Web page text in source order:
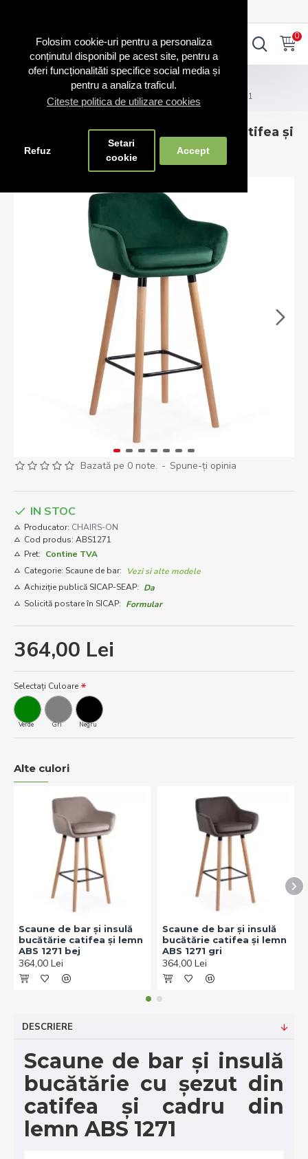
Folosim cookie-uri pentru a personaliza
conținutul disponibil pe acest site, pentru a
oferi funcționalităti specifice social media și
pentru a analiza traficul.
Citește politica de utilizare cookies
Refuz
Setari
cookie
Accept
0
Scaune bar
Scaune de bar și insulă bucătărie catifea și lemn ABS 1271
Scaune de bar și insulă bucătărie catifea și
lemn ABS 1271
Bazată pe 0 note. - Spune-ţi opinia
364,00 Lei
IN STOC
Producator: CHAIRS-ON
Cod produs: ABS1271
Pret: Contine TVA
Categorie: Scaune de bar:
Vezi si alte modele
Achiziție publică SICAP-SEAP: Da
Solicită postare în SICAP: Formular
Selectați Culoare
Verde Gri Negru
Alte culori
Scaune de bar și insulă
bucătărie catifea și lemn
ABS 1271 bej
364,00 Lei
Scaune de bar și insulă
bucătărie catifea și lemn
ABS 1271 gri
364,00 Lei
DESCRIERE
Scaune de bar și insulă
bucătărie cu șezut din
catifea și cadru din
lemn ABS 1271